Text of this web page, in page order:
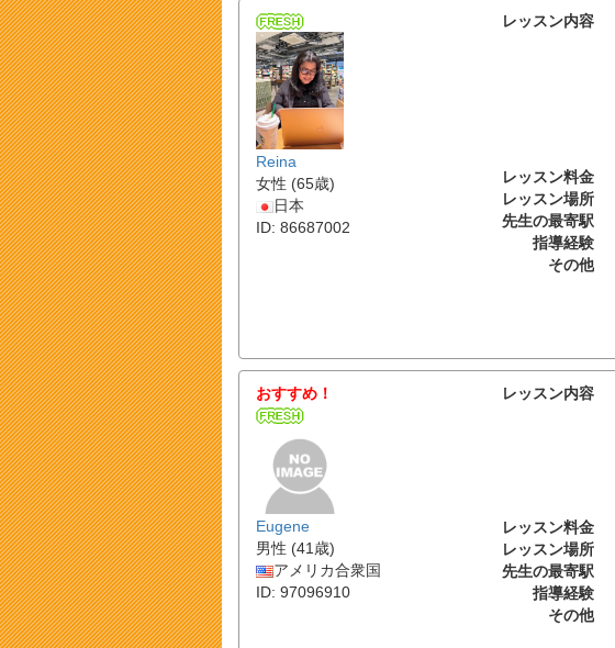
Reina
女性 (65歳)
日本
ID: 86687002
レッスン内容
レッスン料金
レッスン場所
先生の最寄駅
指導経験
その他
おすすめ！
Eugene
男性 (41歳)
アメリカ合衆国
ID: 97096910
レッスン内容
レッスン料金
レッスン場所
先生の最寄駅
指導経験
その他